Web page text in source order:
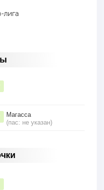
лига
Магасса
(пас: не указан)